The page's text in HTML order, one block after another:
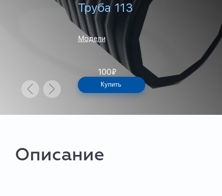
Труба 113
Модели
100₽
Купить
Описание